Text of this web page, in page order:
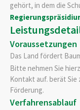
gehört, in dem die
Voraussetzungen
Das Land fördert
Bitte nehmen Sie
Kontakt auf. berät
Förderung.
Verfahrensablauf